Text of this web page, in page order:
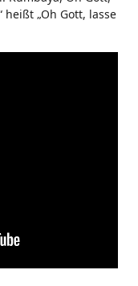
heißt „Oh Gott, lasse